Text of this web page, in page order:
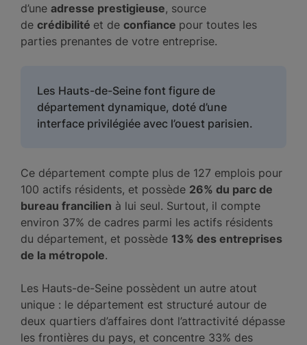
d’une adresse prestigieuse, source
de crédibilité et de confiance pour toutes les
parties prenantes de votre entreprise.
Les Hauts-de-Seine font figure de
département dynamique, doté d’une
interface privilégiée avec l’ouest parisien.
Ce département compte plus de 127 emplois pour
100 actifs résidents, et possède 26% du parc de
bureau francilien à lui seul. Surtout, il compte
environ 37% de cadres parmi les actifs résidents
du département, et possède 13% des entreprises
de la métropole.
Les Hauts-de-Seine possèdent un autre atout
unique : le département est structuré autour de
deux quartiers d’affaires dont l’attractivité dépasse
les frontières du pays, et concentre 33% des